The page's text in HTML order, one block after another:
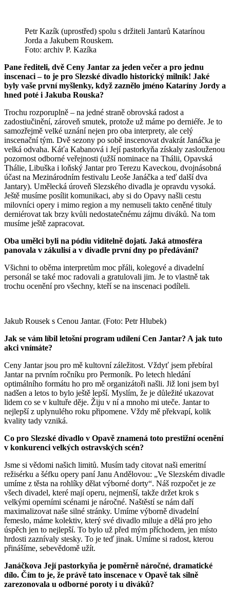
Petr Kazík (uprostřed) spolu s držiteli Jantarů Katarínou
Jorda a Jakubem Rouskem.
Foto: archiv P. Kazíka
Pane řediteli, dvě Ceny Jantar za jeden večer a pro jednu
inscenaci – to je pro Slezské divadlo historický milník! Jaké
byly vaše první myšlenky, když zaznělo jméno Kataríny Jordy a
hned poté i Jakuba Rouska?
Trochu rozporuplně – na jedné straně obrovská radost a
zadostiučinění, zároveň smutek, protože už máme po derniéře. Je to
samozřejmě velké uznání nejen pro oba interprety, ale celý
inscenační tým. Dvě sezony po sobě inscenovat dvakrát Janáčka je
velká odvaha. Káťa Kabanová i Její pastorkyňa získaly zaslouženou
pozornost odborné veřejnosti (užší nominace na Thálii, Opavská
Thálie, Libuška i loňský Jantar pro Terezu Kaveckou, dvojnásobná
účast na Mezinárodním festivalu Leoše Janáčka a teď další dva
Jantary). Umělecká úroveň Slezského divadla je opravdu vysoká.
Ještě musíme posílit komunikaci, aby si do Opavy našli cestu
milovníci opery i mimo region a my nemuseli takto ceněné tituly
derniérovat tak brzy kvůli nedostatečnému zájmu diváků. Na tom
musíme ještě zapracovat.
Oba umělci byli na pódiu viditelně dojatí. Jaká atmosféra
panovala v zákulisí a v divadle první dny po předávání?
Všichni to oběma interpretům moc přáli, kolegové a divadelní
personál se také moc radovali a gratulovali jim. Je to vlastně tak
trochu ocenění pro všechny, kteří se na inscenaci podíleli.
Jakub Rousek s Cenou Jantar. (Foto: Petr Hlubek)
Jak se vám líbil letošní program udílení Cen Jantar? A jak tuto
akci vnímáte?
Ceny Jantar jsou pro mě kultovní záležitost. Vždyť jsem přebíral
Jantar na prvním ročníku pro Permoník. Po letech hledání
optimálního formátu ho pro mě organizátoři našli. Již loni jsem byl
nadšen a letos to bylo ještě lepší. Myslím, že je důležité ukazovat
lidem co se v kultuře děje. Žiju v ní a mnoho mi uteče. Jantar to
nejlepší z uplynulého roku připomene. Vždy mě překvapí, kolik
kvality tady vzniká.
Co pro Slezské divadlo v Opavě znamená toto prestižní ocenění
v konkurenci velkých ostravských scén?
Jsme si vědomi našich limitů. Musím tady citovat naši emeritní
režisérku a šéfku opery paní Janu Andělovou: „Ve Slezském divadle
umíme z těsta na rohlíky dělat výborné dorty“. Náš rozpočet je ze
všech divadel, které mají operu, nejmenší, takže držet krok s
velkými operními scénami je náročné. Naštěstí se nám daří
maximalizovat naše silné stránky. Umíme výborně divadelní
řemeslo, máme kolektiv, který své divadlo miluje a dělá pro jeho
úspěch jen to nejlepší. To bylo už před mým příchodem, jen místo
hrdosti zaznívaly stesky. To je teď jinak. Umíme si radost, kterou
přinášíme, sebevědomě užít.
Janáčkova Její pastorkyňa je poměrně náročné, dramatické
dílo. Čím to je, že právě tato inscenace v Opavě tak silně
zarezonovala u odborné poroty i u diváků?